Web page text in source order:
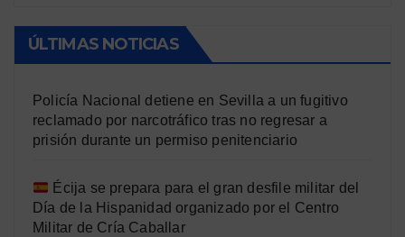
ÚLTIMAS NOTICIAS
Policía Nacional detiene en Sevilla a un fugitivo
reclamado por narcotráfico tras no regresar a
prisión durante un permiso penitenciario
Écija se prepara para el gran desfile militar del
Día de la Hispanidad organizado por el Centro
Militar de Cría Caballar